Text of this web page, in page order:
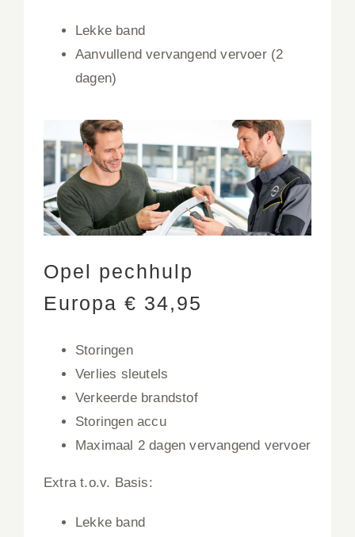
Lekke band
Aanvullend vervangend vervoer (2
dagen)
Opel pechhulp
Europa € 34,95
Storingen
Verlies sleutels
Verkeerde brandstof
Storingen accu
Maximaal 2 dagen vervangend vervoer
Extra t.o.v. Basis:
Lekke band